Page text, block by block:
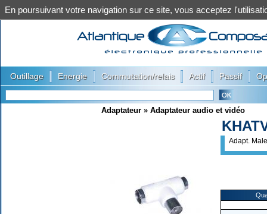
Outillage Energie Commutation/relais Actif Passif
Adaptateur » Adaptateur audio et vidéo
Adapt.
En poursuivant votre navigation sur ce site, vous acceptez